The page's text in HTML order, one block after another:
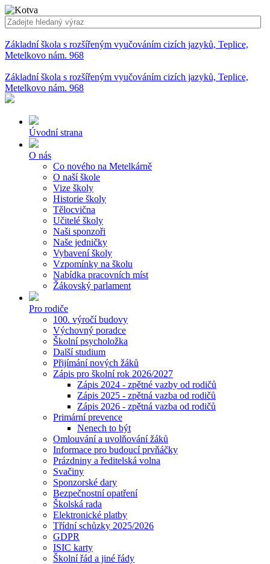
Základní škola s rozšířeným vyučováním cizích jazyků, Teplice,
Metelkovo nám. 968
Základní škola s rozšířeným vyučováním cizích jazyků, Teplice,
Metelkovo nám. 968
Úvodní strana
O nás
Co nového na Metelkárně
O naší škole
Vize školy
Historie školy
Tělocvična
Učitelé školy
Naši sponzoři
Naše jedničky
Vybavení školy
Vzpomínky na školu
Nabídka pracovních míst
Žákovský parlament
Pro rodiče
100. výročí budovy
Výchovný poradce
Školní psycholožka
Další studium
Přijímání nových žáků
Zápis pro školní rok 2026/2027
Zápis 2024 - zpětné vazby od rodičů
Zápis 2025 - zpětná vazba od rodičů
Zápis 2026 - zpětná vazba od rodičů
Primární prevence
Nenech to být
Omlouvání a uvolňování žáků
Informace pro budoucí prvňáčky
Prázdniny a ředitelská volna
Svačiny
Sponzorské dary
Bezpečnostní opatření
Školská rada
Elektronické platby
Třídní schůzky 2025/2026
GDPR
ISIC karty
Školní řád a jiné řády